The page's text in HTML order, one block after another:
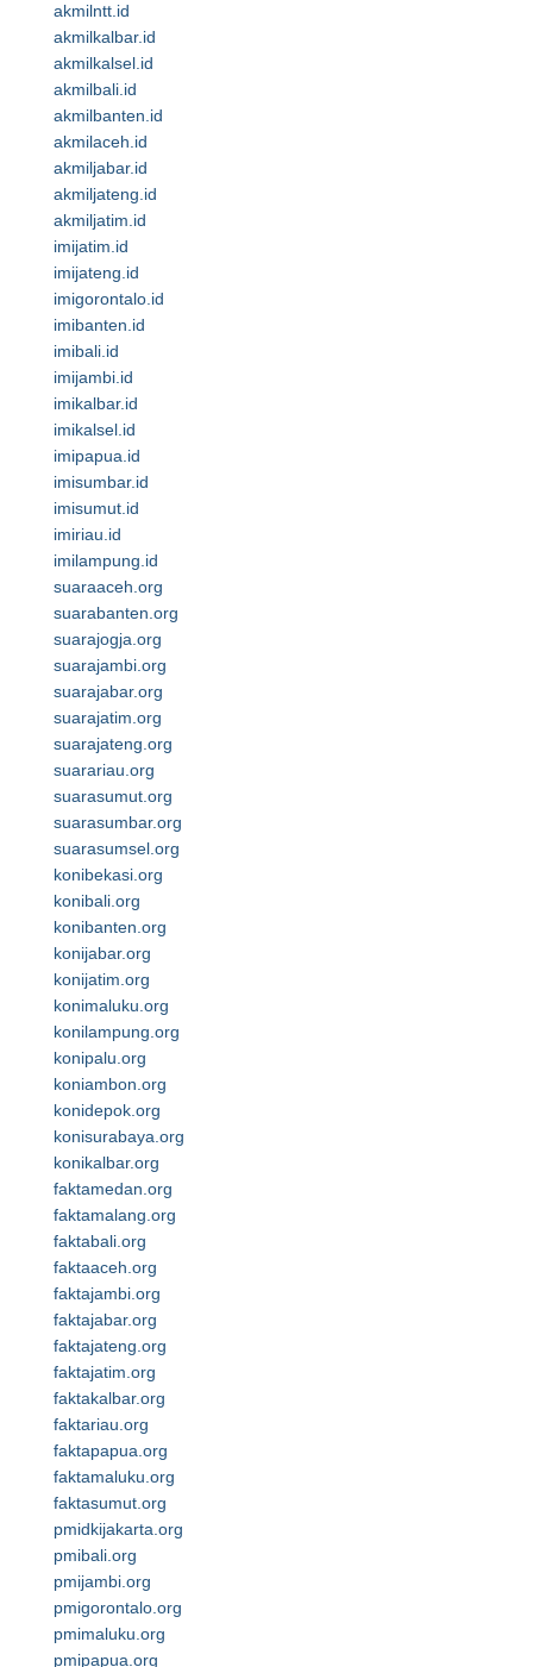
akmilntt.id
akmilkalbar.id
akmilkalsel.id
akmilbali.id
akmilbanten.id
akmilaceh.id
akmiljabar.id
akmiljateng.id
akmiljatim.id
imijatim.id
imijateng.id
imigorontalo.id
imibanten.id
imibali.id
imijambi.id
imikalbar.id
imikalsel.id
imipapua.id
imisumbar.id
imisumut.id
imiriau.id
imilampung.id
suaraaceh.org
suarabanten.org
suarajogja.org
suarajambi.org
suarajabar.org
suarajatim.org
suarajateng.org
suarariau.org
suarasumut.org
suarasumbar.org
suarasumsel.org
konibekasi.org
konibali.org
konibanten.org
konijabar.org
konijatim.org
konimaluku.org
konilampung.org
konipalu.org
koniambon.org
konidepok.org
konisurabaya.org
konikalbar.org
faktamedan.org
faktamalang.org
faktabali.org
faktaaceh.org
faktajambi.org
faktajabar.org
faktajateng.org
faktajatim.org
faktakalbar.org
faktariau.org
faktapapua.org
faktamaluku.org
faktasumut.org
pmidkijakarta.org
pmibali.org
pmijambi.org
pmigorontalo.org
pmimaluku.org
pmipapua.org